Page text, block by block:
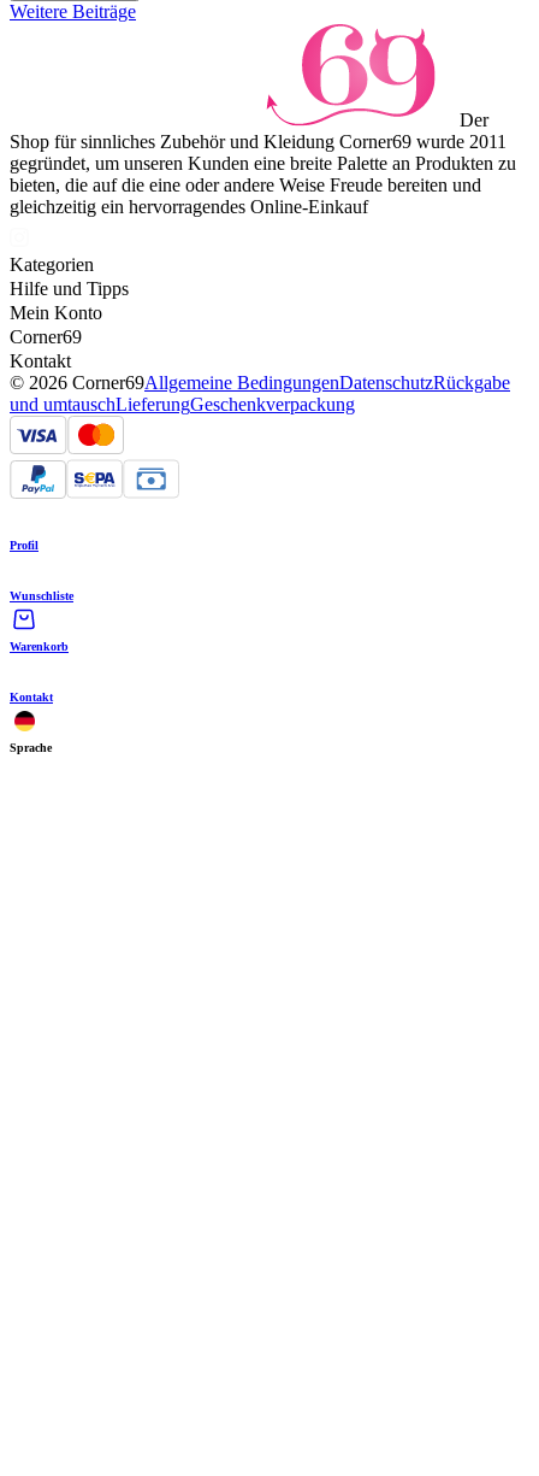
Weitere Beiträge
Der
Shop für sinnliches Zubehör und Kleidung Corner69 wurde 2011
gegründet, um unseren Kunden eine breite Palette an Produkten zu
bieten, die auf die eine oder andere Weise Freude bereiten und
gleichzeitig ein hervorragendes Online-Einkauf
Kategorien
Hilfe und Tipps
Mein Konto
Corner69
Kontakt
© 2026 Corner69Allgemeine BedingungenDatenschutzRückgabe
und umtauschLieferungGeschenkverpackung
Profil
Wunschliste
Warenkorb
Kontakt
Sprache